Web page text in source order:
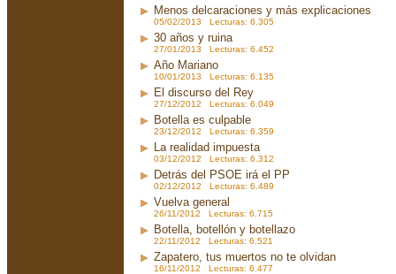
Menos delcaraciones y más explicaciones
05/02/2013 Lecturas: 6.305
30 años y ruina
27/01/2013 Lecturas: 6.452
Año Mariano
10/01/2013 Lecturas: 6.135
El discurso del Rey
27/12/2012 Lecturas: 6.049
Botella es culpable
23/12/2012 Lecturas: 6.359
La realidad impuesta
03/12/2012 Lecturas: 6.312
Detrás del PSOE irá el PP
02/12/2012 Lecturas: 6.489
Vuelva general
26/11/2012 Lecturas: 6.715
Botella, botellón y botellazo
22/11/2012 Lecturas: 6.521
Zapatero, tus muertos no te olvidan
16/11/2012 Lecturas: 6.477